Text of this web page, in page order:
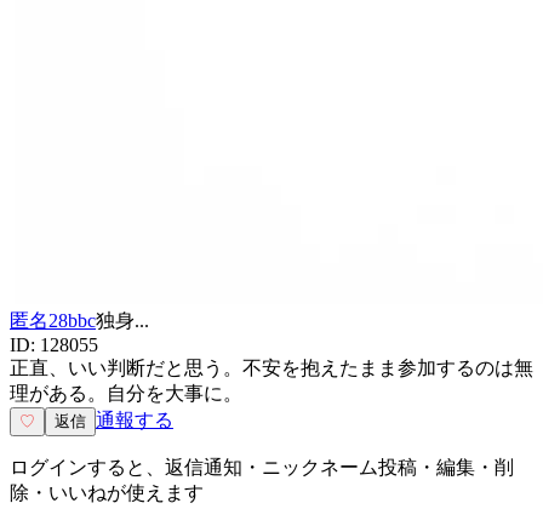
匿名28bbc独身...
ID: 128055
正直、いい判断だと思う。不安を抱えたまま参加するのは無
理がある。自分を大事に。
♡ 返信 通報する
ログインすると、返信通知・ニックネーム投稿・編集・削
除・いいねが使えます